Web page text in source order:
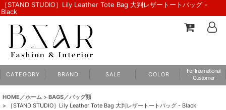
［STAND STUDIO］Lily Leather Tote Bag 大判レザートートバッグ -
Black
C A T E G O R Y B R A N D S A L E C O L O R
For International
Customer
HOME／ホーム > BAGS／バッグ類
>
［STAND STUDIO］Lily Leather Tote Bag 大判レザートートバッグ - Black